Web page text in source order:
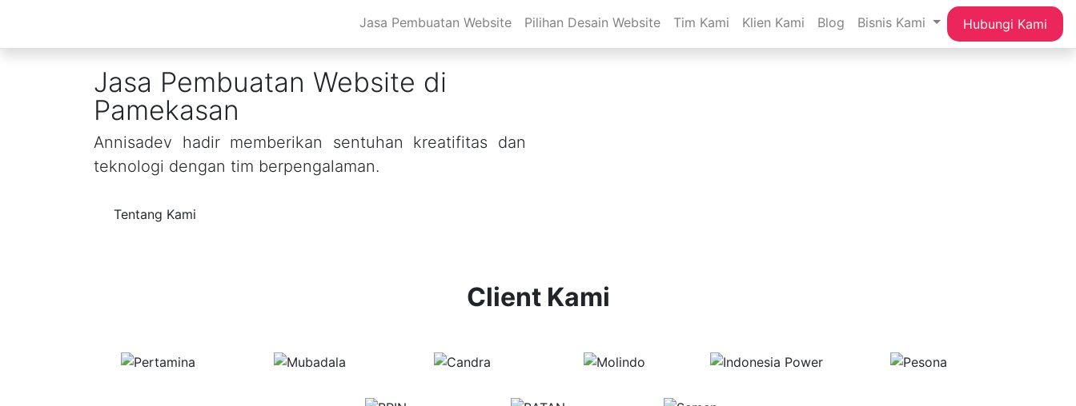
Jasa Pembuatan Website Pilihan Desain Website Tim Kami Klien Kami Blog Bisnis Kami Hubungi Kami
Jasa Pembuatan Website di
Pamekasan
Annisadev hadir memberikan sentuhan kreatifitas dan
teknologi dengan tim berpengalaman.
Tentang Kami
Client Kami